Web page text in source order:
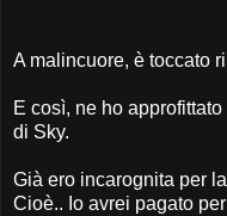
A malincuore, è toccato
E così, ne ho
di Sky.
Già ero incarognita per
Cioè.. Io avrei pagato